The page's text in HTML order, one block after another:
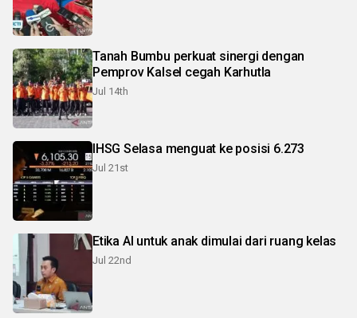
Tanah Bumbu perkuat sinergi dengan
Pemprov Kalsel cegah Karhutla
Jul 14th
IHSG Selasa menguat ke posisi 6.273
Jul 21st
Etika AI untuk anak dimulai dari ruang kelas
Jul 22nd